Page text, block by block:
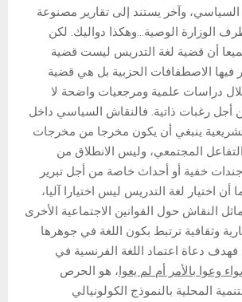
السياسي، وآخر يستند إلى تقارير مصنوعة
الوزارة الوصية…وهكذا دواليك. لكن
أن قضية لغة التدريس ليست قضية
فيها الاصطفافات الحزبية بل هي قضية
دراسات علمية ومرجعيات واضحة لا
أجل رغبات ذاتية. فالنقاش السياسي داخل
ينبغي أن يكون مخرجا من مخرجات
المجتمعي، وليس الانطلاق من
خفية أو أحداث خاصة من أجل تبرير
أن اختيار لغة التدريس ليس اختيارا آليا،
النقاش حول القوانين الاجتماعية الأخرى
وثقافية ترتبط بكون اللغة في جوهرها
دعاة اعتماد اللغة الفرنسية في
وعوا بالأمر أم لم يعوا، هو الحرص
المحلية بالنموذج الكولونيالي